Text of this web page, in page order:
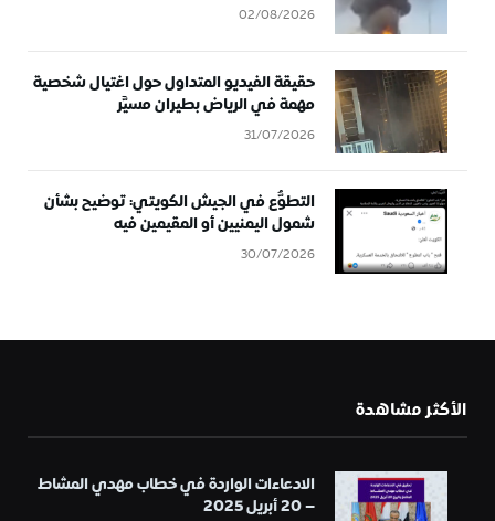
02/08/2026
حقيقة الفيديو المتداول حول اغتيال شخصية
مهمة في الرياض بطيران مسيَّر
31/07/2026
التطوُّع في الجيش الكويتي: توضيح بشأن
شمول اليمنيين أو المقيمين فيه
30/07/2026
الأكثر مشاهدة
الادعاءات الواردة في خطاب مهدي المشاط
– 20 أبريل 2025